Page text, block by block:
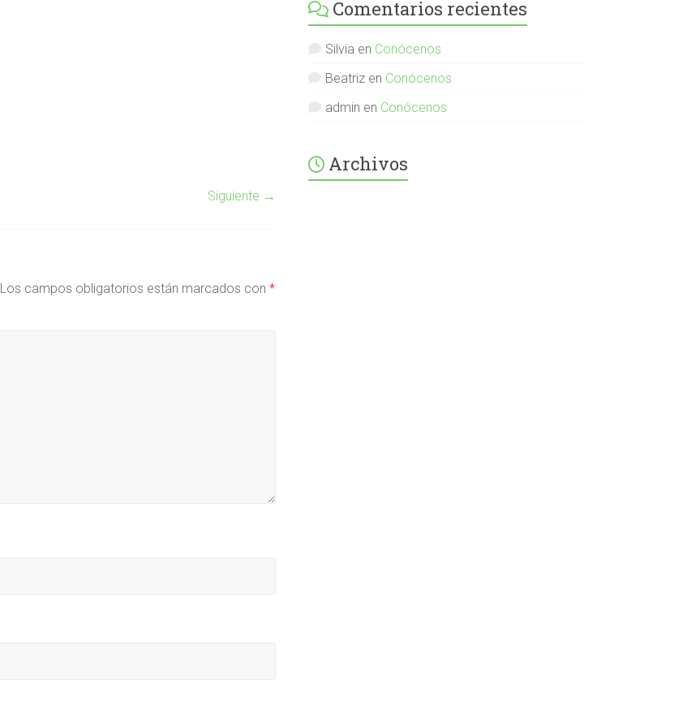
Siguiente →
Los campos obligatorios están marcados con *
English-
Spanish-
379232072254671
en
Facebook
Comentarios recientes
Silvia en Conócenos
Beatriz en Conócenos
admin en Conócenos
Archivos